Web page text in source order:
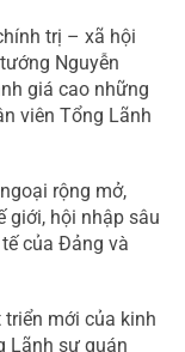
trị – xã hội
Nguyễn
giá cao những
viên Tổng Lãnh
rộng mở,
giới, hội nhập sâu
của Đảng và
mới của kinh
Lãnh sự quán